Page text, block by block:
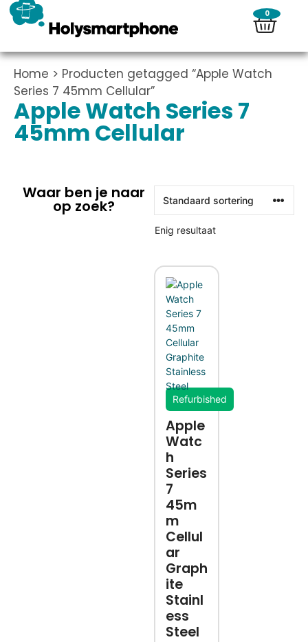
0
Home > Producten getagged “Apple Watch
Series 7 45mm Cellular”
Apple Watch Series 7
45mm Cellular
Waar ben je naar
op zoek?
Enig resultaat
Refurbished
Apple
Watc
h
Series
7
45m
m
Cellul
ar
Graph
ite
Stainl
ess
Steel